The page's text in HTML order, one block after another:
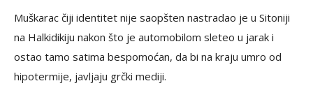
Muškarac čiji identitet nije saopšten nastradao je u Sitoniji
na Halkidikiju nakon što je automobilom sleteo u jarak i
ostao tamo satima bespomoćan, da bi na kraju umro od
hipotermije, javljaju grčki mediji.